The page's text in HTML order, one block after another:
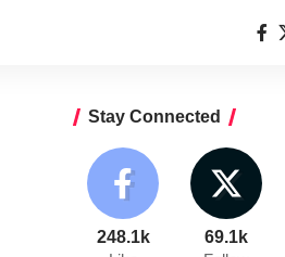
Stay Connected
248.1k 69.1k